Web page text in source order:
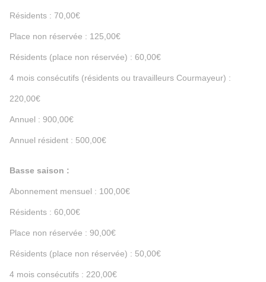
Résidents : 70,00€
Place non réservée : 125,00€
Résidents (place non réservée) : 60,00€
4 mois consécutifs (résidents ou travailleurs Courmayeur) :
220,00€
Annuel : 900,00€
Annuel résident : 500,00€
Basse saison :
Abonnement mensuel : 100,00€
Résidents : 60,00€
Place non réservée : 90,00€
Résidents (place non réservée) : 50,00€
4 mois consécutifs : 220,00€